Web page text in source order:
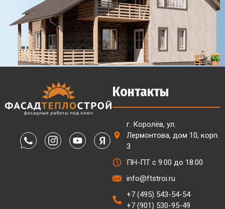
Контакты
г. Королёв, ул.
Лермонтова, дом 10, корп.
3
ПН-ПТ с 9:00 до 18:00
info@ftstroi.ru
+7 (495) 543-54-54
+7 (901) 530-95-49